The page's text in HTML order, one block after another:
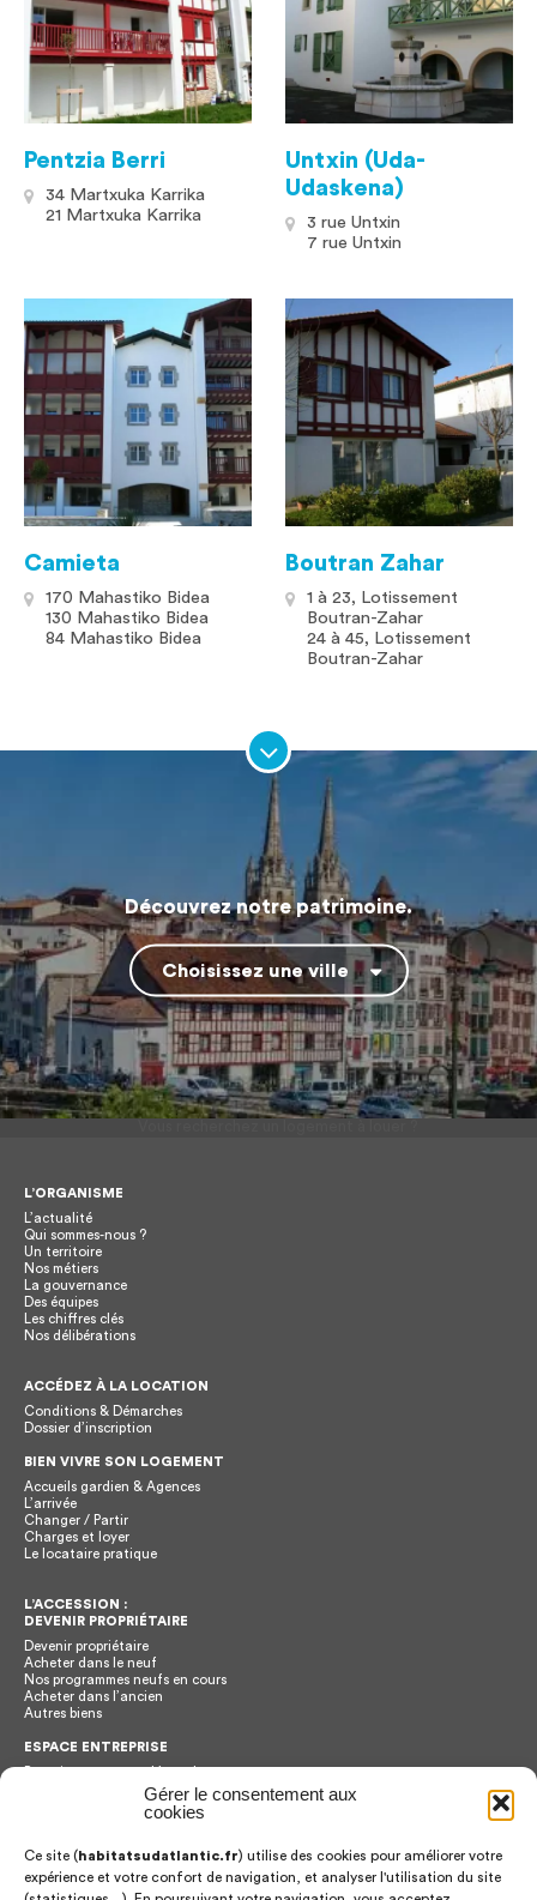
Gérer le consentement aux
cookies
Ce site (habitatsudatlantic.fr) utilise des cookies pour améliorer votre
expérience et votre confort de navigation, et analyser l'utilisation du site
Pentzia Berri
34 Martxuka Karrika
21 Martxuka Karrika
Untxin (Uda-
Udaskena)
3 rue Untxin
7 rue Untxin
Camieta
170 Mahastiko Bidea
130 Mahastiko Bidea
84 Mahastiko Bidea
Boutran Zahar
1 à 23, Lotissement
Boutran-Zahar
24 à 45, Lotissement
Boutran-Zahar
Découvrez notre patrimoine.
Choisissez une ville
L’ORGANISME
L’actualité
Qui sommes-nous ?
Un territoire
Nos métiers
La gouvernance
Des équipes
Les chiffres clés
Nos délibérations
ACCÉDEZ À LA LOCATION
Conditions & Démarches
Dossier d’inscription
BIEN VIVRE SON LOGEMENT
Accueils gardien & Agences
L’arrivée
Changer / Partir
Charges et loyer
Le locataire pratique
L’ACCESSION :
DEVENIR PROPRIÉTAIRE
Devenir propriétaire
Acheter dans le neuf
Nos programmes neufs en cours
Acheter dans l’ancien
Autres biens
ESPACE ENTREPRISE
Plateforme de dématerialisation
CONTACT
Habitat Sud Atlantic
2 Chemin Abbé Edouard Cestac